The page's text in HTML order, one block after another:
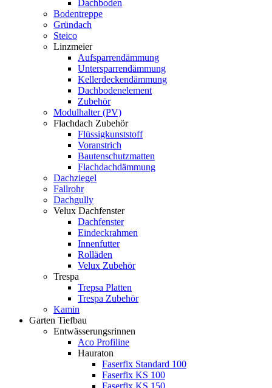
Dachboden
Bodentreppe
Gründach
Steico
Linzmeier
Aufsparrendämmung
Untersparrendämmung
Kellerdeckendämmung
Dachbodenelement
Zubehör
Modulhalter (PV)
Flachdach Zubehör
Flüssigkunststoff
Voranstrich
Bautenschutzmatten
Flachdachdämmung
Dachziegel
Fallrohr
Dachgully
Velux Dachfenster
Dachfenster
Eindeckrahmen
Innenfutter
Rolläden
Velux Zubehör
Trespa
Trepsa Platten
Trespa Zubehör
Kamin
Garten Tiefbau
Entwässerungsrinnen
Aco Profiline
Hauraton
Faserfix Standard 100
Faserfix KS 100
Faserfix KS 150